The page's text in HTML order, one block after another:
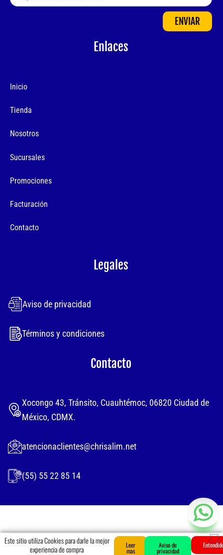
ENVIAR
Enlaces
Inicio
Tienda
Nosotros
Sucursales
Promociones
Facturación
Contacto
Legales
Aviso de privacidad
Términos y condiciones
Contacto
Xocongo 43, Tránsito, Cuauhtémoc, 06820 Ciudad de
México, CDMX.
atencionaclientes@chrisalim.net
(55) 55 22 85 14
MENU
Este sitio utiliza Cookies para darle la mejor
experiencia de compra
Leer
mas
Aviso de
privacidad